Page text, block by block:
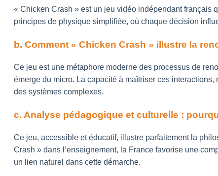
« Chicken Crash » est un jeu vidéo indépendant français
principes de physique simplifiée, où chaque décision
b. Comment « Chicken Crash » illustre la
Ce jeu est une métaphore moderne des processus de
émerge du micro. La capacité à maîtriser ces
des systèmes complexes.
c. Analyse pédagogique et culturelle :
Ce jeu, accessible et éducatif, illustre parfaitement la
Crash » dans l’enseignement, la France favorise une
un lien naturel dans cette démarche.